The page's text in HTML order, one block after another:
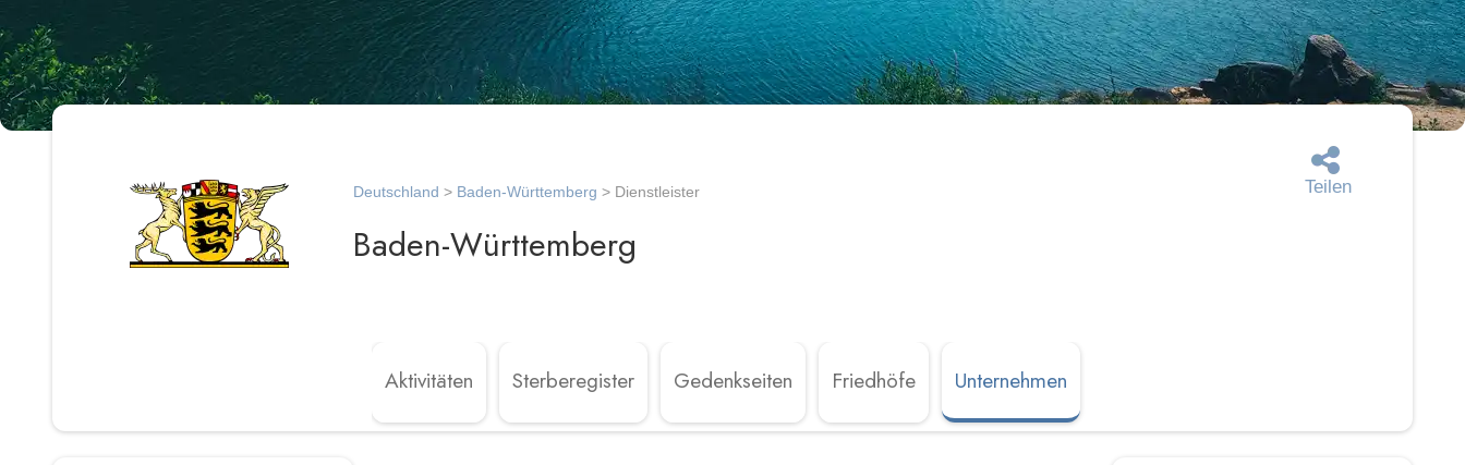
Deutschland > Baden-Württemberg > Dienstleister Teilen
Baden-Württemberg
Aktivitäten Sterberegister Gedenkseiten Friedhöfe Unternehmen